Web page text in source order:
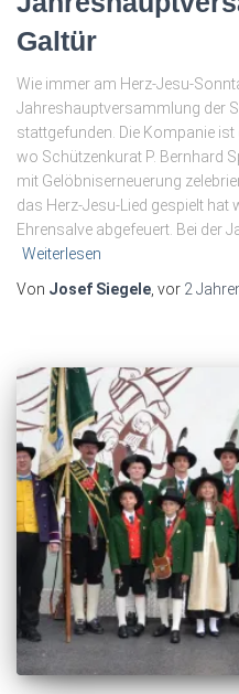
Galtür
Wie immer am Herz-Jesu-
Jahreshauptversammlung der
stattgefunden. Die Kompanie
wo Schützenkurat P. Bernhard
mit Gelöbniserneuerung
das Herz-Jesu-Lied gespielt hat
Ehrensalve abgefeuert. Bei der
Weiterlesen
Von Josef Siegele, vor 2